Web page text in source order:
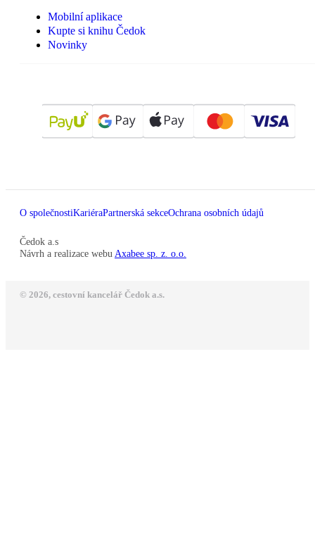
Mobilní aplikace
Kupte si knihu Čedok
Novinky
O společnostiKariéraPartnerská sekceOchrana osobních údajů
Čedok a.s
Návrh a realizace webu Axabee sp. z. o.o.
© 2026, cestovní kancelář Čedok a.s.